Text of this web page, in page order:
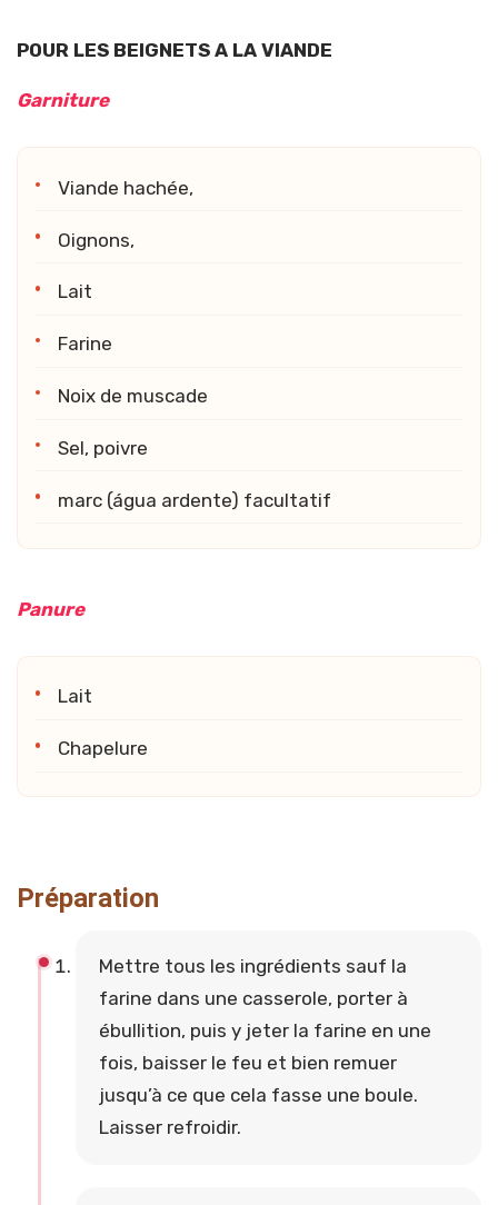
POUR LES BEIGNETS A LA VIANDE
Garniture
Viande hachée,
Oignons,
Lait
Farine
Noix de muscade
Sel, poivre
marc (água ardente) facultatif
Panure
Lait
Chapelure
Préparation
Mettre tous les ingrédients sauf la
farine dans une casserole, porter à
ébullition, puis y jeter la farine en une
fois, baisser le feu et bien remuer
jusqu’à ce que cela fasse une boule.
Laisser refroidir.